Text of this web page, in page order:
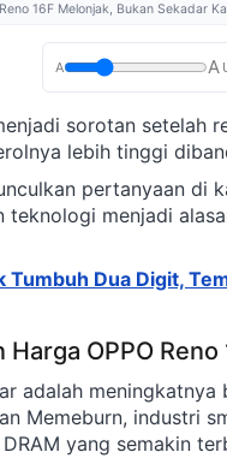
16F Melonjak, Bukan Sekadar
A A
sorotan setelah
lebih tinggi
pertanyaan di
menjadi
Dua Digit,
OPPO Reno
adalah meningkatnya
Memeburn, industri
yang semakin